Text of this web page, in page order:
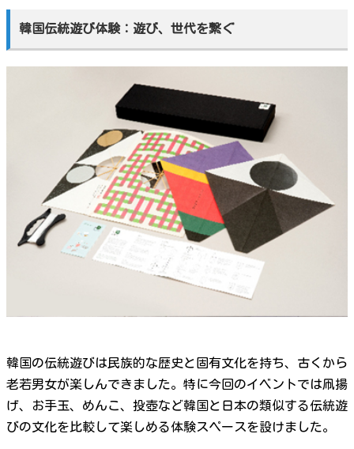
韓国伝統遊び体験：遊び、世代を繋ぐ
韓国の伝統遊びは民族的な歴史と固有文化を持ち、古くから
老若男女が楽しんできました。特に今回のイベントでは凧揚
げ、お手玉、めんこ、投壺など韓国と日本の類似する伝統遊
びの文化を比較して楽しめる体験スペースを設けました。